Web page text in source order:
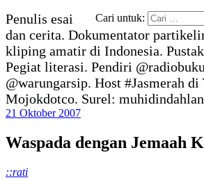
Cari untuk:
Penulis esai
dan cerita. Dokumentator
kliping amatir di Indonesia.
Pegiat literasi. Pendiri
@warungarsip. Host #Jasmerah di
Mojokdotco. Surel:
21 Oktober 2007
Waspada dengan Jemaah
::rati